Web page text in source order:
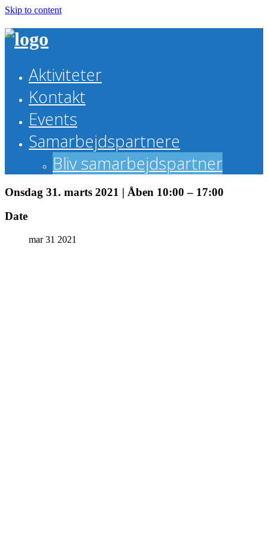
Skip to content
Aktiviteter
Kontakt
Events
Samarbejdspartnere
Bliv samarbejdspartner
Onsdag 31. marts 2021 | Åben 10:00 – 17:00
Date
mar 31 2021